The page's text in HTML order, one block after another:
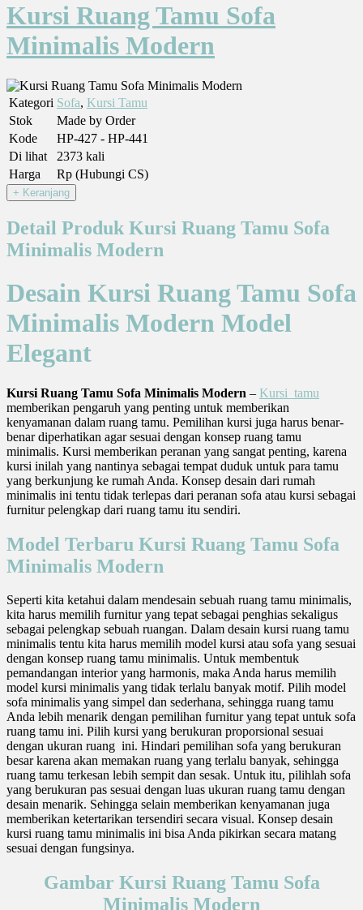
Kursi Ruang Tamu Sofa
Minimalis Modern
Kategori Sofa, Kursi Tamu
Stok
Made by Order
Kode
HP-427 - HP-441
Di lihat
2373 kali
Harga
Rp (Hubungi CS)
Detail Produk Kursi Ruang Tamu Sofa
Minimalis Modern
Desain Kursi Ruang Tamu Sofa
Minimalis Modern Model
Elegant
Kursi Ruang Tamu Sofa Minimalis Modern – Kursi tamu
memberikan pengaruh yang penting untuk memberikan
kenyamanan dalam ruang tamu. Pemilihan kursi juga harus benar-
benar diperhatikan agar sesuai dengan konsep ruang tamu
minimalis. Kursi memberikan peranan yang sangat penting, karena
kursi inilah yang nantinya sebagai tempat duduk untuk para tamu
yang berkunjung ke rumah Anda. Konsep desain dari rumah
minimalis ini tentu tidak terlepas dari peranan sofa atau kursi sebagai
furnitur pelengkap dari ruang tamu itu sendiri.
Model Terbaru Kursi Ruang Tamu Sofa
Minimalis Modern
Seperti kita ketahui dalam mendesain sebuah ruang tamu minimalis,
kita harus memilih furnitur yang tepat sebagai penghias sekaligus
sebagai pelengkap sebuah ruangan. Dalam desain kursi ruang tamu
minimalis tentu kita harus memilih model kursi atau sofa yang sesuai
dengan konsep ruang tamu minimalis. Untuk membentuk
pemandangan interior yang harmonis, maka Anda harus memilih
model kursi minimalis yang tidak terlalu banyak motif. Pilih model
sofa minimalis yang simpel dan sederhana, sehingga ruang tamu
Anda lebih menarik dengan pemilihan furnitur yang tepat untuk sofa
ruang tamu ini. Pilih kursi yang berukuran proporsional sesuai
dengan ukuran ruang ini. Hindari pemilihan sofa yang berukuran
besar karena akan memakan ruang yang terlalu banyak, sehingga
ruang tamu terkesan lebih sempit dan sesak. Untuk itu, pilihlah sofa
yang berukuran pas sesuai dengan luas ukuran ruang tamu dengan
desain menarik. Sehingga selain memberikan kenyamanan juga
memberikan ketertarikan tersendiri secara visual. Konsep desain
kursi ruang tamu minimalis ini bisa Anda pikirkan secara matang
sesuai dengan fungsinya.
Gambar Kursi Ruang Tamu Sofa
Minimalis Modern